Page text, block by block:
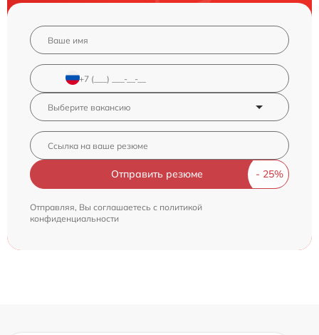
Отправить резюме
Отправляя, Вы соглашаетесь с политикой
конфиденциальности